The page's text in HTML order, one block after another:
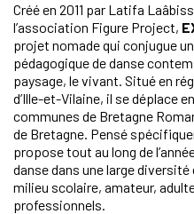
Créé en 2011 par Latifa
l’association Figure Project,
projet nomade qui conjugue
pédagogique de danse
paysage, le vivant. Situé en
d’Ille-et-Vilaine, il se déplace
communes de Bretagne
de Bretagne. Pensé
propose tout au long de
danse dans une large
milieu scolaire, amateur,
professionnels.